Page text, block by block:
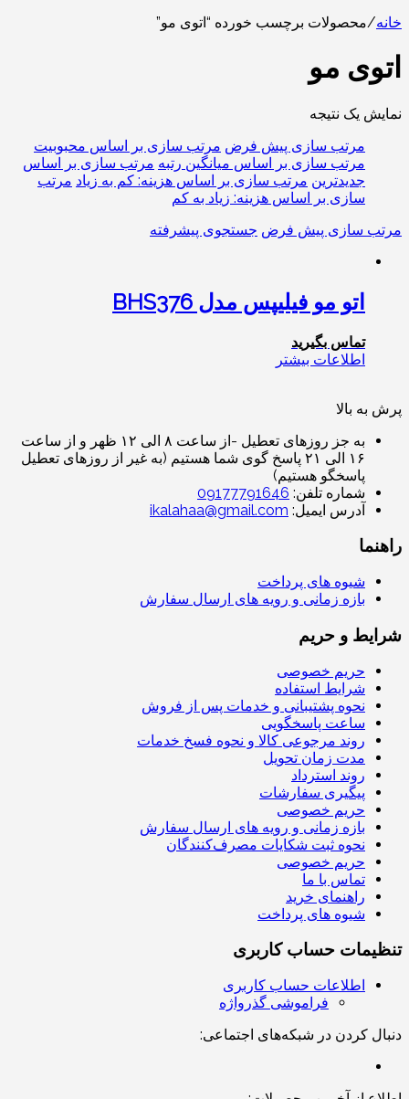
خانه/محصولات برچسب خورده “اتوی مو”
اتوی مو
نمایش یک نتیجه
مرتب سازی پیش فرض مرتب سازی بر اساس محبوبیت
مرتب سازی بر اساس میانگین رتبه مرتب سازی بر اساس
جدیدترین مرتب سازی بر اساس هزینه: کم به زیاد مرتب
سازی بر اساس هزینه: زیاد به کم
مرتب سازی پیش فرض جستجوی پیشرفته
اتو مو فیلیپس مدل BHS376
تماس بگیرید
اطلاعات بیشتر
پرش به بالا
به جز روزهای تعطیل -از ساعت ۸ الی ۱۲ ظهر و از ساعت
۱۶ الی ۲۱ پاسخ گوی شما هستیم (به غیر از روزهای تعطیل
پاسخگو هستیم)
شماره تلفن: 09177791646
آدرس ایمیل: ikalahaa@gmail.com
راهنما
شیوه های پرداخت
بازه زمانی و رویه های ارسال سفارش
شرایط و حریم
حریم خصوصی
شرایط استفاده
نحوه پشتیبانی و خدمات پس از فروش
ساعت پاسخگویی
روند مرجوعی کالا و نحوه فسخ خدمات
مدت زمان تحویل
روند استرداد
پیگیری سفارشات
حریم خصوصی
بازه زمانی و رویه های ارسال سفارش
نحوه ثبت شکایات مصرف‌کنندگان
حریم خصوصی
تماس با ما
راهنمای خرید
شیوه های پرداخت
تنظیمات حساب کاربری
اطلاعات حساب کاربری
فراموشی گذرواژه
دنبال کردن در شبکه‌های اجتماعی: